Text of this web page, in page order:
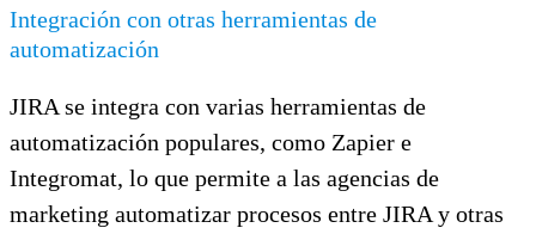
Integración con otras herramientas de
automatización
JIRA se integra con varias herramientas de
automatización populares, como Zapier e
Integromat, lo que permite a las agencias de
marketing automatizar procesos entre JIRA y otras